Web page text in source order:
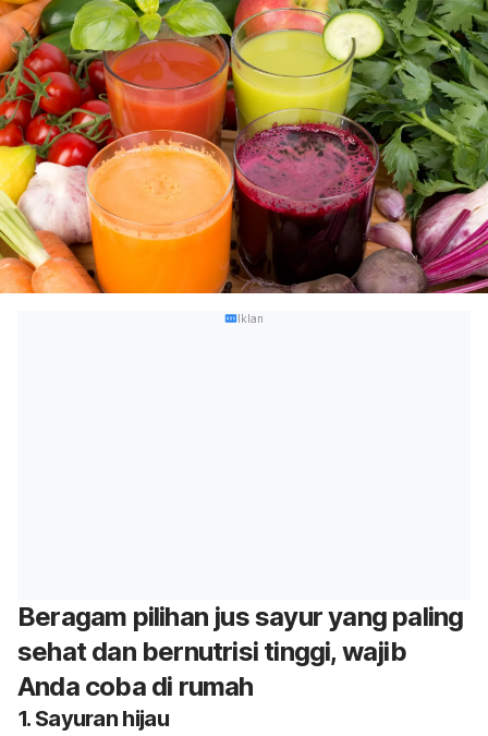
Iklan
Beragam pilihan jus sayur yang paling
sehat dan bernutrisi tinggi, wajib
Anda coba di rumah
1. Sayuran hijau